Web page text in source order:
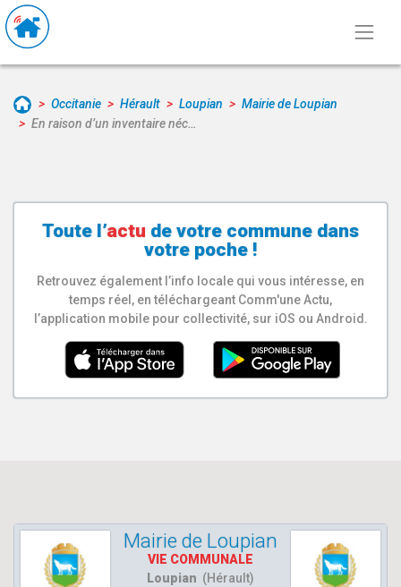
Occitanie Hérault Loupian
Mairie de Loupian
En raison d’un inventaire néc…
Toute l’actu de votre commune dans
votre poche !
Retrouvez également l’info locale qui vous intéresse, en
temps réel, en téléchargeant Comm'une Actu,
l’application mobile pour collectivité, sur iOS ou Android.
Mairie de Loupian
VIE COMMUNALE
Loupian (Hérault)